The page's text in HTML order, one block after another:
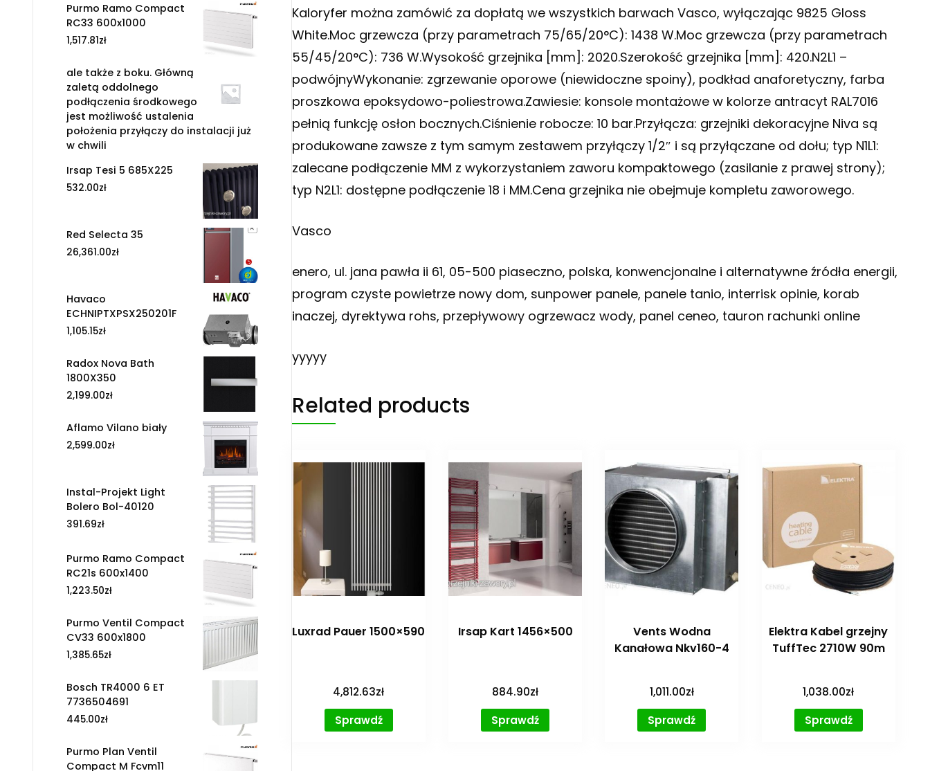
Kaloryfer można zamówić za dopłatą we wszystkich barwach Vasco, wyłączając 9825 Gloss
White.Moc grzewcza (przy parametrach 75/65/20°C): 1438 W.Moc grzewcza (przy parametrach
55/45/20°C): 736 W.Wysokość grzejnika [mm]: 2020.Szerokość grzejnika [mm]: 420.N2L1 –
podwójnyWykonanie: zgrzewanie oporowe (niewidoczne spoiny), podkład anaforetyczny, farba
proszkowa epoksydowo-poliestrowa.Zawiesie: konsole montażowe w kolorze antracyt RAL7016
pełnią funkcję osłon bocznych.Ciśnienie robocze: 10 bar.Przyłącza: grzejniki dekoracyjne Niva są
produkowane zawsze z tym samym zestawem przyłączy 1/2″ i są przyłączane od dołu; typ N1L1:
zalecane podłączenie MM z wykorzystaniem zaworu kompaktowego (zasilanie z prawej strony);
typ N2L1: dostępne podłączenie 18 i MM.Cena grzejnika nie obejmuje kompletu zaworowego.
Vasco
enero, ul. jana pawła ii 61, 05-500 piaseczno, polska, konwencjonalne i alternatywne źródła energii,
program czyste powietrze nowy dom, sunpower panele, panele tanio, interrisk opinie, korab
inaczej, dyrektywa rohs, przepływowy ogrzewacz wody, panel ceneo, tauron rachunki online
yyyyy
Related products
Luxrad Pauer 1500×590
4,812.63zł
Sprawdź
Irsap Kart 1456×500
884.90zł
Sprawdź
Vents Wodna
Kanałowa Nkv160-4
1,011.00zł
Sprawdź
Elektra Kabel grzejny
TuffTec 2710W 90m
1,038.00zł
Sprawdź
Purmo Ramo Compact
RC33 600x1000
1,517.81zł
ale także z boku. Główną
zaletą oddolnego
podłączenia środkowego
jest możliwość ustalenia
położenia przyłączy do instalacji już
w chwili
Irsap Tesi 5 685X225
532.00zł
Red Selecta 35
26,361.00zł
Havaco
ECHNIPTXPSX250201F
1,105.15zł
Radox Nova Bath
1800X350
2,199.00zł
Aflamo Vilano biały
2,599.00zł
Instal-Projekt Light
Bolero Bol-40120
391.69zł
Purmo Ramo Compact
RC21s 600x1400
1,223.50zł
Purmo Ventil Compact
CV33 600x1800
1,385.65zł
Bosch TR4000 6 ET
7736504691
445.00zł
Purmo Plan Ventil
Compact M Fcvm11